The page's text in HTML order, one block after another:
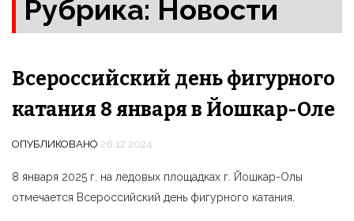
Рубрика: Новости
Всероссийский день фигурного
катания 8 января в Йошкар-Оле
ОПУБЛИКОВАНО 26.12.2024
8 января 2025 г. на ледовых площадках г. Йошкар-Олы
отмечается Всероссийский день фигурного катания.